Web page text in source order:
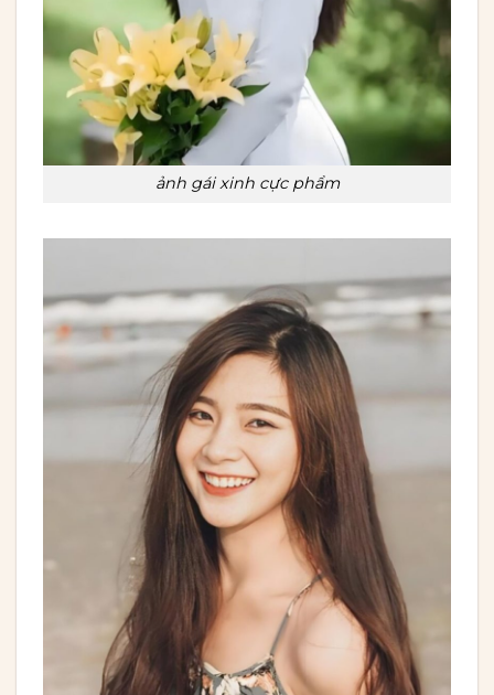
ảnh gái xinh cực phẩm